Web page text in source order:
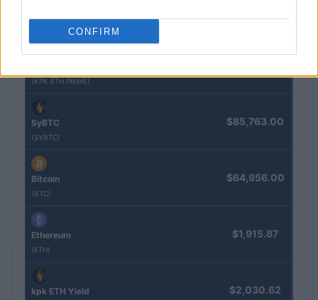
CONFIRM
(KPK ETH PRIME)
SyBTC
(SYBTC)
$85,763.00
Bitcoin
(BTC)
$64,956.00
Ethereum
(ETH)
$1,915.87
kpk ETH Yield $2,030.62